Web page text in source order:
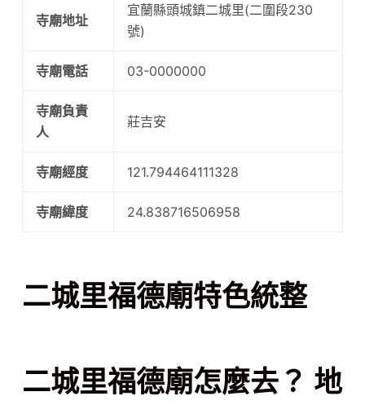
寺廟地址
宜蘭縣頭城鎮二城里(二圍段230
號)
寺廟電話 03-0000000
寺廟負責
人
莊吉安
寺廟經度 121.794464111328
寺廟緯度 24.838716506958
二城里福德廟特色統整
二城里福德廟怎麼去？ 地